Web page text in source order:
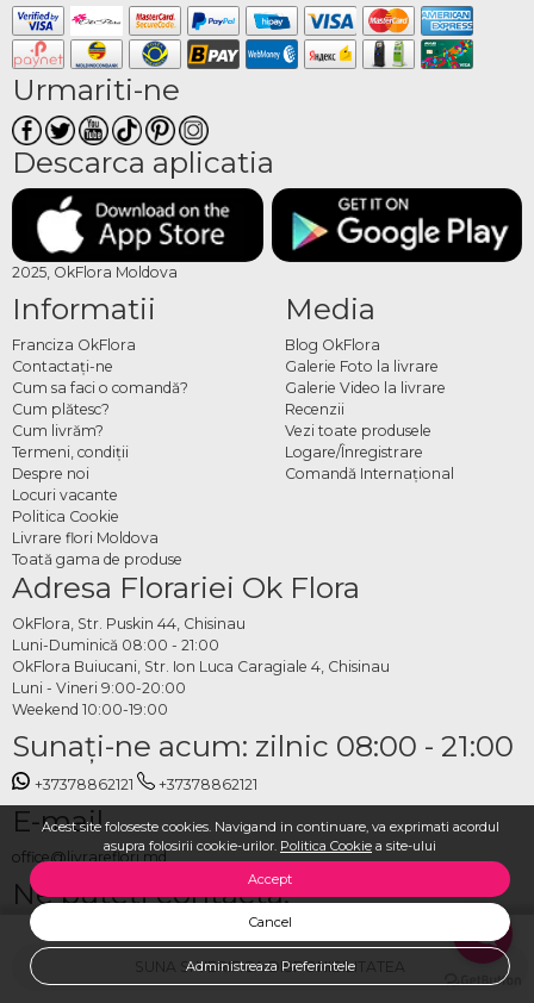
Acest site foloseste cookies. Navigand in continuare, va exprimati acordul
asupra folosirii cookie-urilor. Politica Cookie a site-ului
Accept
Cancel
Administreaza Preferintele
SUNA SI VERIFICA DISPONIBILITATEA
Urmariti-ne
Descarca aplicatia
2025, OkFlora Moldova
Informatii
Franciza OkFlora
Contactaţi-ne
Cum sa faci o comandă?
Cum plătesc?
Cum livrăm?
Termeni, condiţii
Despre noi
Locuri vacante
Politica Cookie
Livrare flori Moldova
Toată gama de produse
Media
Blog OkFlora
Galerie Foto la livrare
Galerie Video la livrare
Recenzii
Vezi toate produsele
Logare/Înregistrare
Comandă Internațional
Adresa Florariei Ok Flora
OkFlora, Str. Puskin 44, Chisinau
Luni-Duminică 08:00 - 21:00
OkFlora Buiucani, Str. Ion Luca Caragiale 4, Chisinau
Luni - Vineri 9:00-20:00
Weekend 10:00-19:00
Sunaţi-ne acum: zilnic 08:00 - 21:00
+37378862121 +37378862121
E-mail
office@livrareflori.md
Ne puteți contacta:
whatsapp